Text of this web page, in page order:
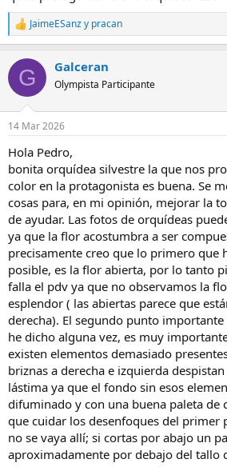
R
e
c
i
e
:
JaimeESanzy pracan
G Galceran
Olympista Participante
14 Mar 2026
Hola Pedro,
bonita orquídea silvestre la que nos
color en la protagonista es buena. Se
cosas para, en mi opinión, mejorar la
de ayudar. Las fotos de orquídeas
ya que la flor acostumbra a ser
precisamente creo que lo primero que
posible, es la flor abierta, por lo tanto
falla el pdv ya que no observamos la
esplendor ( las abiertas parece que
derecha). El segundo punto
he dicho alguna vez, es muy
existen elementos demasiado
briznas a derecha e izquierda
lástima ya que el fondo sin esos
difuminado y con una buena paleta de
que cuidar los desenfoques del primer
no se vaya allí; si cortas por abajo un
aproximadamente por debajo del tallo